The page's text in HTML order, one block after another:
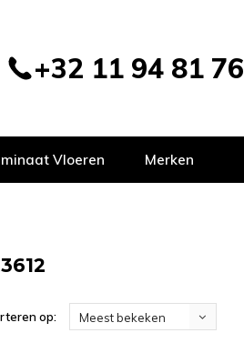
+32 11 94 81 76
Vloeren Merken
op: Meest bekeken